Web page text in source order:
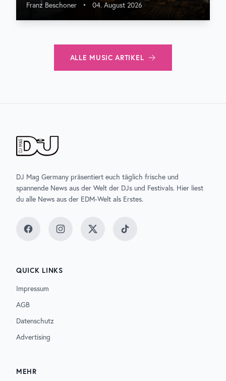
Franz Beschoner • 04. August 2026
ALLE MUSIC ARTIKEL
DJ Mag Germany präsentiert euch täglich frische und
spannende News aus der Welt der DJs und Festivals. Hier liest
du alle News aus der EDM-Welt als Erstes.
FacebookInstagramTwitter TikTok
QUICK LINKS
Impressum
AGB
Datenschutz
Advertising
MEHR